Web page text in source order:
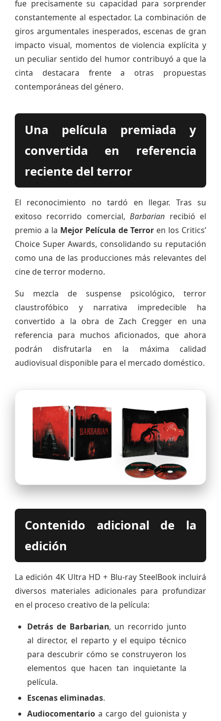
fue precisamente su capacidad para sorprender
constantemente al espectador. La combinación de
giros argumentales inesperados, escenas de gran
impacto visual, momentos de violencia explícita y
un peculiar sentido del humor contribuyó a que la
cinta destacara frente a otras propuestas
contemporáneas del género.
Una película premiada y
convertida en referencia
reciente del terror
El reconocimiento no tardó en llegar. Tras su
exitoso recorrido comercial,Barbarian recibió el
premio a la Mejor Película de Terror en los Critics’
Choice Super Awards, consolidando su reputación
como una de las producciones más relevantes del
cine de terror moderno.
Su mezcla de suspense psicológico, terror
claustrofóbico y narrativa impredecible ha
convertido a la obra de Zach Cregger en una
referencia para muchos aficionados, que ahora
podrán disfrutarla en la máxima calidad
audiovisual disponible para el mercado doméstico.
Contenido adicional de la
edición
La edición 4K Ultra HD + Blu-ray SteelBook incluirá
diversos materiales adicionales para profundizar
en el proceso creativo de la película:
Detrás de Barbarian, un recorrido junto
al director, el reparto y el equipo técnico
para descubrir cómo se construyeron los
elementos que hacen tan inquietante la
película.
Escenas eliminadas.
Audiocomentario a cargo del guionista y